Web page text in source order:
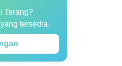
Terang?
tersedia.